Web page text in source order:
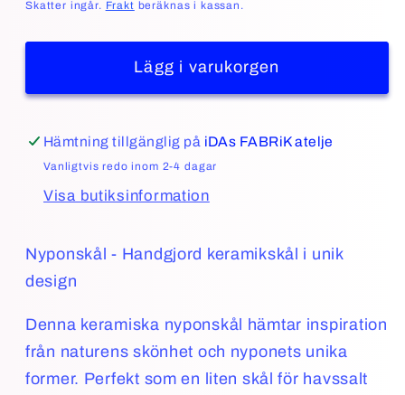
Skatter ingår. Frakt beräknas i kassan.
Lägg i varukorgen
Hämtning tillgänglig på iDAs FABRiK atelje
Vanligtvis redo inom 2-4 dagar
Visa butiksinformation
Nyponskål - Handgjord keramikskål i unik
design
Denna keramiska nyponskål hämtar inspiration
från naturens skönhet och nyponets unika
former. Perfekt som en liten skål för havssalt